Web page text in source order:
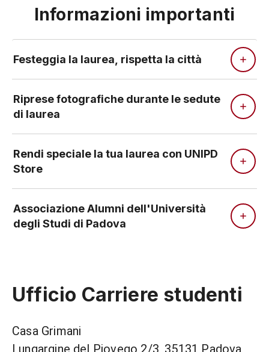
Informazioni importanti
Festeggia la laurea, rispetta la città
Riprese fotografiche durante le sedute
di laurea
Rendi speciale la tua laurea con UNIPD
Store
Associazione Alumni dell'Università
degli Studi di Padova
Ufficio Carriere studenti
Casa Grimani
Lungargine del Piovego 2/3, 35131 Padova